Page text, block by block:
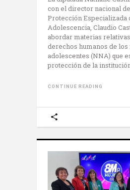
con el director nacional
Protección Especializada
Adolescencia, Claudio
abordar materias
derechos humanos de los
adolescentes (NNA) que
protección de la
CONTINUE READING